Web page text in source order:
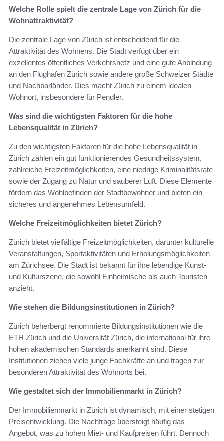
Welche Rolle spielt die zentrale Lage von Zürich für die
Wohnattraktivität?
Die zentrale Lage von Zürich ist entscheidend für die
Attraktivität des Wohnens. Die Stadt verfügt über ein
exzellentes öffentliches Verkehrsnetz und eine gute Anbindung
an den Flughafen Zürich sowie andere große Schweizer Städte
und Nachbarländer. Dies macht Zürich zu einem idealen
Wohnort, insbesondere für Pendler.
Was sind die wichtigsten Faktoren für die hohe
Lebensqualität in Zürich?
Zu den wichtigsten Faktoren für die hohe Lebensqualität in
Zürich zählen ein gut funktionierendes Gesundheitssystem,
zahlreiche Freizeitmöglichkeiten, eine niedrige Kriminalitätsrate
sowie der Zugang zu Natur und sauberer Luft. Diese Elemente
fördern das Wohlbefinden der Stadtbewohner und bieten ein
sicheres und angenehmes Lebensumfeld.
Welche Freizeitmöglichkeiten bietet Zürich?
Zürich bietet vielfältige Freizeitmöglichkeiten, darunter kulturelle
Veranstaltungen, Sportaktivitäten und Erholungsmöglichkeiten
am Zürichsee. Die Stadt ist bekannt für ihre lebendige Kunst-
und Kulturszene, die sowohl Einheimische als auch Touristen
anzieht.
Wie stehen die Bildungsinstitutionen in Zürich?
Zürich beherbergt renommierte Bildungsinstitutionen wie die
ETH Zürich und die Universität Zürich, die international für ihre
hohen akademischen Standards anerkannt sind. Diese
Institutionen ziehen viele junge Fachkräfte an und tragen zur
besonderen Attraktivität des Wohnorts bei.
Wie gestaltet sich der Immobilienmarkt in Zürich?
Der Immobilienmarkt in Zürich ist dynamisch, mit einer stetigen
Preisentwicklung. Die Nachfrage übersteigt häufig das
Angebot, was zu hohen Miet- und Kaufpreisen führt. Dennoch